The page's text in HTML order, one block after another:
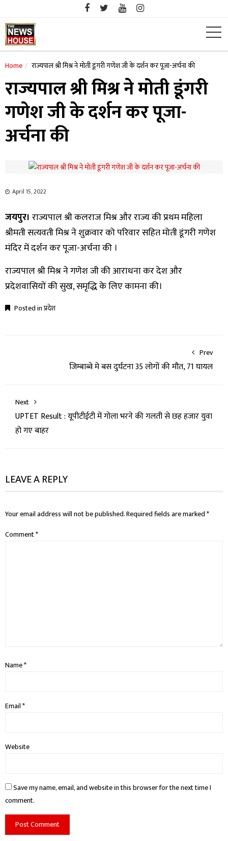
content
Home राज्यपाल श्री मिश्र ने मोती डूंगरी गणेश जी के दर्शन कर पूजा-अर्चना की
राज्यपाल श्री मिश्र ने मोती डूंगरी
गणेश जी के दर्शन कर पूजा-
अर्चना की
April 15, 2022
जयपुर। राज्यपाल श्री कलराज मिश्र और राज्य की प्रथम महिला
श्रीमती सत्यवती मिश्र ने शुक्रवार को परिवार सहित मोती डूंगरी गणेश
मंदिर में दर्शन कर पूजा-अर्चना की ।
राज्यपाल श्री मिश्र ने गणेश जी की आराधना कर देश और
प्रदेशवासियों की सुख, समृद्धि के लिए कामना की।
Posted inप्रदेश
Prev
जिम्बाब्वे मे बस दुर्घटना 35 लोगों की मौत, 71 घायल
Next
UPTET Result : यूपीटीईटी में गोला भरने की गलती से छह हजार युवा
हो गए बाहर
LEAVE A REPLY
Your email address will not be published.Required fields are marked*
Comment*
Name*
Email*
Website
Save my name, email, and website in this browser for the next time I
comment.